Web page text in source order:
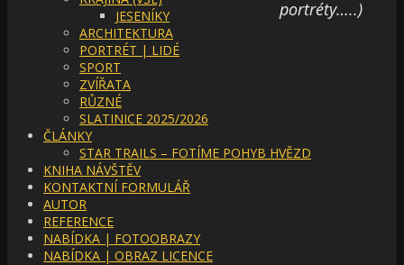
portréty…..)
JESENÍKY
ARCHITEKTURA
PORTRÉT | LIDÉ
SPORT
ZVÍŘATA
RŮZNÉ
SLATINICE 2025/2026
ČLÁNKY
STAR TRAILS – FOTÍME POHYB HVĚZD
KNIHA NÁVŠTĚV
KONTAKTNÍ FORMULÁŘ
AUTOR
REFERENCE
NABÍDKA | FOTOOBRAZY
NABÍDKA | OBRAZ LICENCE